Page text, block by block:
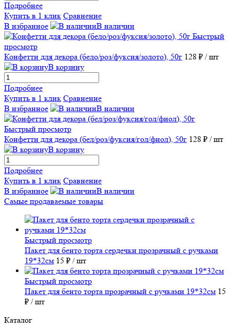
Подробнее
Купить в 1 клик Сравнение
В избранное
В наличии
Быстрый
просмотр
Конфетти для декора (бело/роз/фуксия/золото), 50г 128 ₽ / шт
В корзину
Подробнее
Купить в 1 клик Сравнение
В избранное
В наличии
Быстрый просмотр
Конфетти для декора (бел/роз/фуксия/гол/фиол), 50г 128 ₽ / шт
В корзину
Подробнее
Купить в 1 клик Сравнение
В избранное
В наличии
Самые продаваемые товары
Быстрый просмотр
Пакет для бенто торта сердечки прозрачный с ручками
19*32см 15 ₽ / шт
Быстрый просмотр
Пакет для бенто торта прозрачный с ручками 19*32см 15
₽ / шт
Каталог